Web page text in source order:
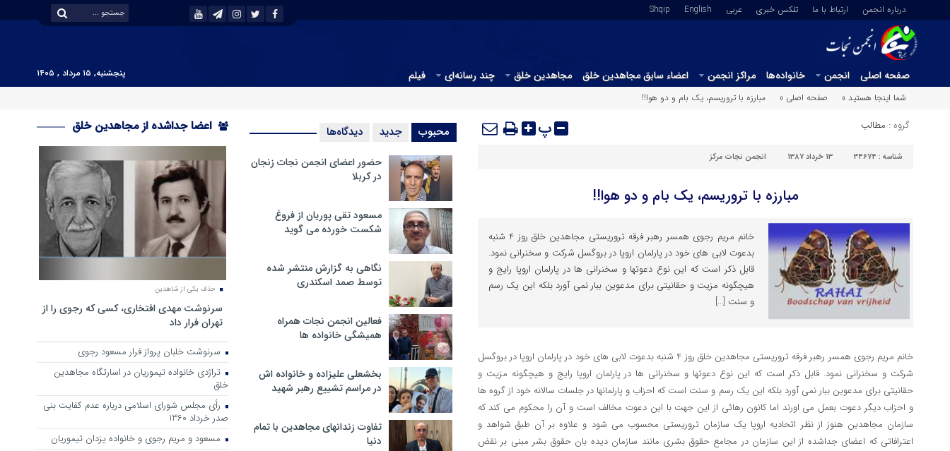
درباره انجمن ارتباط با ما تلکس خبری عربي English
Shqip
صفحه اصلی انجمن خانواده‌ها مراکز انجمن اعضاء سابق مجاهدین خلق مجاهدین خلق چند رسانه‌ای فیلم
پنجشنبه, ۱۵ مرداد , ۱۴۰۵
شما اینجا هستید »
صفحه اصلی » مبارزه با تروریسم، یک بام و دو هوا!!
گروه : مطالب پ
شناسه : 34674 13 خرداد 1387 انجمن نجات مرکز
مبارزه با تروریسم، یک بام و دو هوا!!
خانم مریم رجوی همسر رهبر فرقه تروریستی مجاهدین خلق روز 4 شنبه
بدعوت لابی های خود در پارلمان اروپا در بروگسل شرکت و سخنرانی نمود.
قابل ذکر است که این نوع دعوتها و سخنرانی ها در پارلمان اروپا رایج و
هیچگونه مزیت و حقانیتی برای مدعوین ببار نمی آورد بلکه این یک رسم
و سنت […]
خانم مریم رجوی همسر رهبر فرقه تروریستی مجاهدین خلق روز 4 شنبه بدعوت لابی های خود در پارلمان اروپا در بروگسل
شرکت و سخنرانی نمود. قابل ذکر است که این نوع دعوتها و سخنرانی ها در پارلمان اروپا رایج و هیچگونه مزیت و
حقانیتی برای مدعوین ببار نمی آورد بلکه این یک رسم و سنت است که احزاب و پارلمانها در جلسات سالانه خود از گروه ها
و احزاب دیگر دعوت بعمل می اورند اما کانون رهائی از این جهت با این دعوت مخالف است و آن را محکوم می کند که
سازمان مجاهدین هنوز از نظر اتحادیه اروپا یک سازمان تروریستی محسوب می شود و علاوه بر آن طبق شواهد و
اعترافاتی که اعضای جداشده از این سازمان در مجامع حقوق بشری مانند سازمان دیده بان حقوق بشر مبنی بر نقض
محبوب جدید دیدگاه‌ها
حضور اعضای انجمن نجات زنجان
در کربلا
مسعود تقی پوریان از فروغ
شکست خورده می گوید
نگاهی به گزارش منتشر شده
توسط صمد اسکندری
فعالین انجمن نجات همراه
همیشگی خانواده ها
بخشعلی علیزاده و خانواده اش
در مراسم تشییع رهبر شهید
تفاوت زندانهای مجاهدین با تمام
دنیا
اعضا جداشده از مجاهدین خلق
حذف یکی از شاهدین
سرنوشت مهدی افتخاری، کسی که رجوی را از
تهران فرار داد
سرنوشت خلبان پرواز فرار مسعود رجوی
تراژدی خانواده تیموریان در اسارتگاه مجاهدین
خلق
رأی مجلس شورای اسلامی درباره عدم كفایت بنی
صدر خرداد 1360
مسعود و مریم رجوی و خانواده یزدان تیموریان